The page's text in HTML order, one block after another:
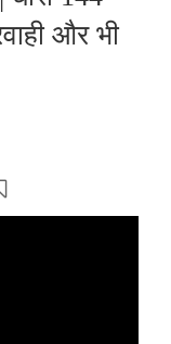
और भी